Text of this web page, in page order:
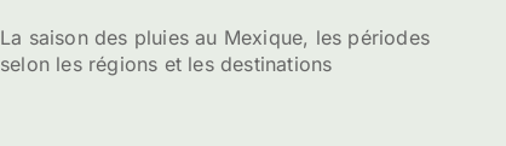
La saison des pluies au Mexique, les périodes
selon les régions et les destinations